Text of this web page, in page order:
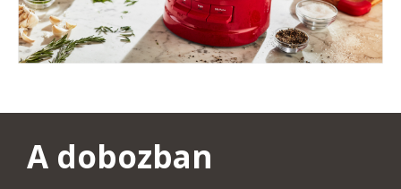
A dobozban